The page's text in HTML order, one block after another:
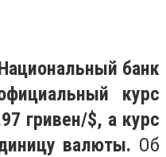
банк
курс
гривен/$, а курс
валюты. Об